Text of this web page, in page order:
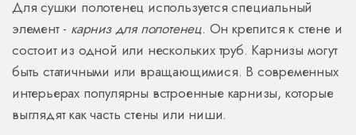
Для сушки полотенец используется специальный
элемент - карниз для полотенец. Он крепится к стене и
состоит из одной или нескольких труб. Карнизы могут
быть статичными или вращающимися. В современных
интерьерах популярны встроенные карнизы, которые
выглядят как часть стены или ниши.